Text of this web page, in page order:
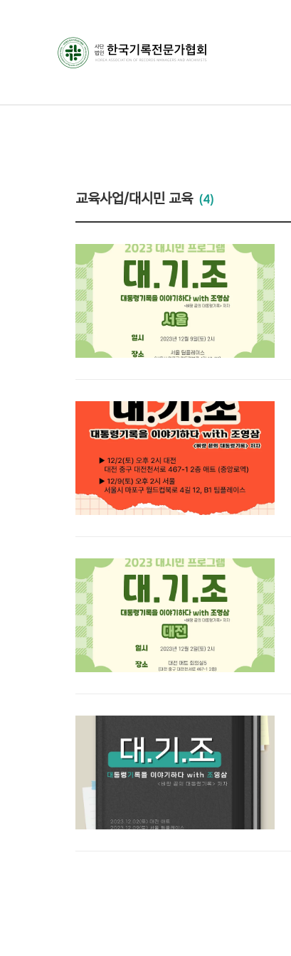
교육사업/대시민 교육 (4)